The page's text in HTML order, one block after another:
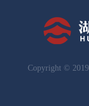
Copyright ©